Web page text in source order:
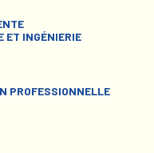
ET INGÉNIERIE
PROFESSIONNELLE